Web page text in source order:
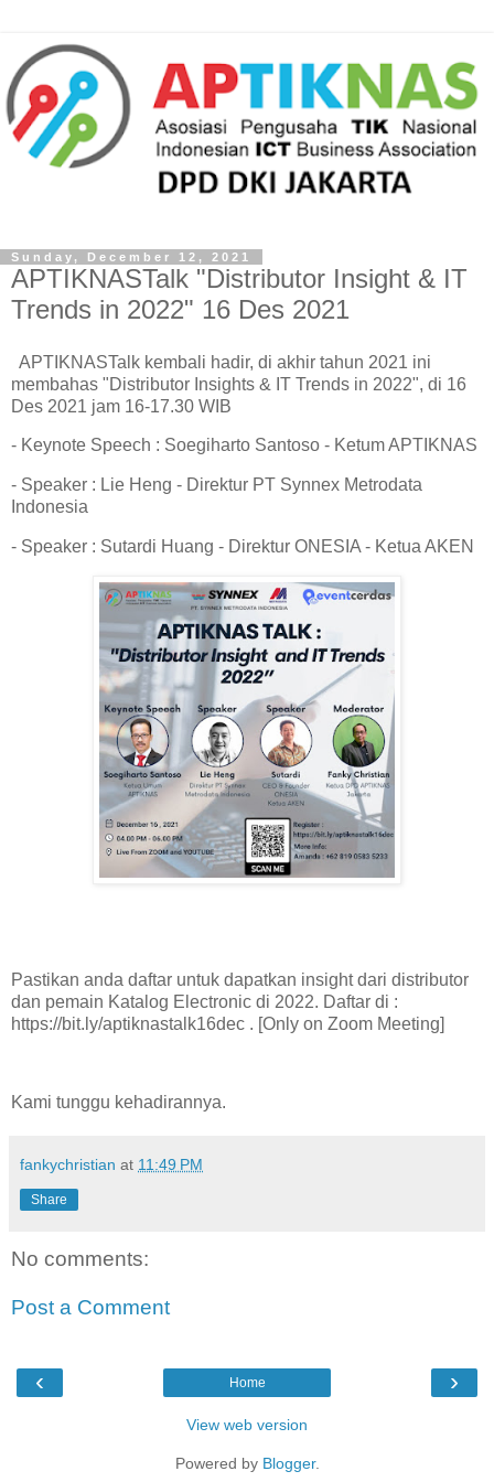
Sunday, December 12, 2021
APTIKNASTalk "Distributor Insight & IT
Trends in 2022" 16 Des 2021
APTIKNASTalk kembali hadir, di akhir tahun 2021 ini
membahas "Distributor Insights & IT Trends in 2022", di 16
Des 2021 jam 16-17.30 WIB
- Keynote Speech : Soegiharto Santoso - Ketum APTIKNAS
- Speaker : Lie Heng - Direktur PT Synnex Metrodata
Indonesia
- Speaker : Sutardi Huang - Direktur ONESIA - Ketua AKEN
Pastikan anda daftar untuk dapatkan insight dari distributor
dan pemain Katalog Electronic di 2022. Daftar di :
https://bit.ly/aptiknastalk16dec . [Only on Zoom Meeting]
Kami tunggu kehadirannya.
fankychristian at 11:49 PM
Share
No comments:
Post a Comment
‹ ›
Home
View web version
Powered by Blogger.